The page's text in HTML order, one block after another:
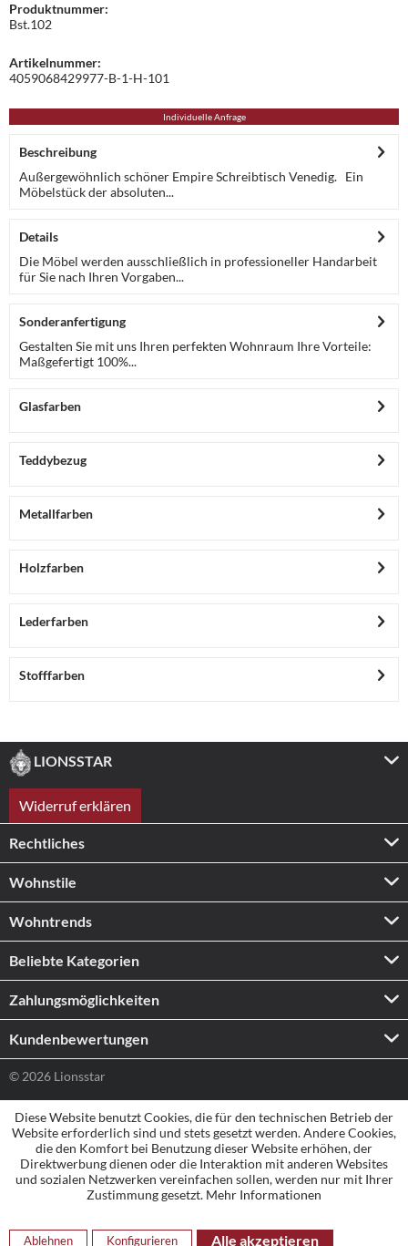
Produktnummer:
Bst.102
Artikelnummer:
4059068429977-B-1-H-101
Individuelle Anfrage
Beschreibung
Außergewöhnlich schöner Empire Schreibtisch Venedig. Ein
Möbelstück der absoluten...
Details
Die Möbel werden ausschließlich in professioneller Handarbeit
für Sie nach Ihren Vorgaben...
Sonderanfertigung
Gestalten Sie mit uns Ihren perfekten Wohnraum Ihre Vorteile:
Maßgefertigt 100%...
Glasfarben
Teddybezug
Metallfarben
Holzfarben
Lederfarben
Stofffarben
LIONSSTAR
Widerruf erklären
Rechtliches
Wohnstile
Wohntrends
Beliebte Kategorien
Zahlungs­möglichkeiten
Kundenbewertungen
© 2026 Lionsstar
Diese Website benutzt Cookies, die für den technischen Betrieb der
Website erforderlich sind und stets gesetzt werden. Andere Cookies,
die den Komfort bei Benutzung dieser Website erhöhen, der
Direktwerbung dienen oder die Interaktion mit anderen Websites
und sozialen Netzwerken vereinfachen sollen, werden nur mit Ihrer
Zustimmung gesetzt. Mehr Informationen
Ablehnen Alle akzeptieren
Konfigurieren